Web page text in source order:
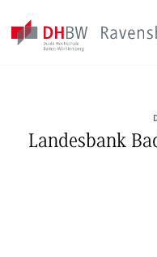
Landesbank